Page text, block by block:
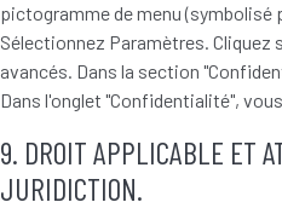
pictogramme de menu
Sélectionnez Paramètres. Cliquez
avancés. Dans la section
Dans l'onglet "Confidentialité",
9. DROIT APPLICABLE ET
JURIDICTION.